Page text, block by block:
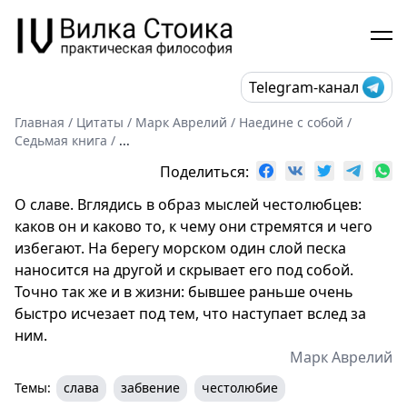
Telegram-канал
Главная / Цитаты / Марк Аврелий / Наедине с собой /
Седьмая книга / ...
Поделиться:
О славе. Вглядись в образ мыслей честолюбцев:
каков он и каково то, к чему они стремятся и чего
избегают. На берегу морском один слой песка
наносится на другой и скрывает его под собой.
Точно так же и в жизни: бывшее раньше очень
быстро исчезает под тем, что наступает вслед за
ним.
Марк Аврелий
Темы: слава забвение честолюбие